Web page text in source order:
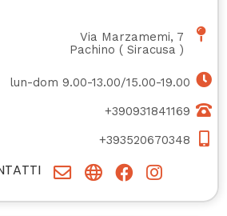
Via Marzamemi, 7
Pachino ( Siracusa )
lun-dom 9.00-13.00/15.00-19.00
+390931841169
+393520670348